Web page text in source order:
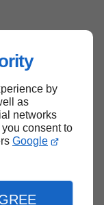
by
as
networks
consent to
Google